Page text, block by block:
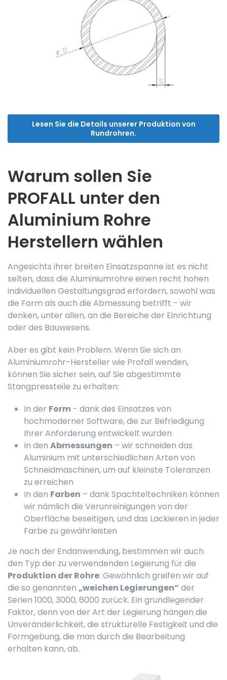
Lesen Sie die Details unserer Produktion von
Rundrohren.
Warum sollen Sie
PROFALL unter den
Aluminium Rohre
Herstellern wählen
Angesichts ihrer breiten Einsatzspanne ist es nicht
selten, dass die Aluminiumrohre einen recht hohen
individuellen Gestaltungsgrad erfordern, sowohl was
die Form als auch die Abmessung betrifft - wir
denken, unter allen, an die Bereiche der Einrichtung
oder des Bauwesens.
Aber es gibt kein Problem. Wenn Sie sich an
Aluminiumrohr-Hersteller wie Profall wenden,
können Sie sicher sein, auf Sie abgestimmte
Stangpressteile zu erhalten:
In der Form - dank des Einsatzes von
hochmoderner Software, die zur Befriedigung
Ihrer Anforderung entwickelt wurden
In den Abmessungen – wir schneiden das
Aluminium mit unterschiedlichen Arten von
Schneidmaschinen, um auf kleinste Toleranzen
zu erreichen
In den Farben – dank Spachteltechniken können
wir nämlich die Verunreinigungen von der
Oberfläche beseitigen, und das Lackieren in jeder
Farbe zu gewährleisten
Je nach der Endanwendung, bestimmen wir auch
den Typ der zu verwendenden Legierung für die
Produktion der Rohre: Gewöhnlich greifen wir auf
die so genannten „weichen Legierungen“ der
Serien 1000, 3000, 6000 zurück. Ein grundlegender
Faktor, denn von der Art der Legierung hängen die
Unveränderlichkeit, die strukturelle Festigkeit und die
Formgebung, die man durch die Bearbeitung
erhalten kann, ab.